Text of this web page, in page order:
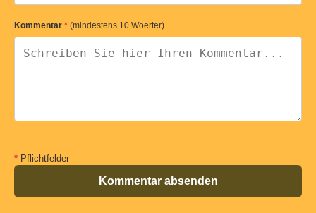
Kommentar * (mindestens 10 Woerter)
* Pflichtfelder
Kommentar absenden